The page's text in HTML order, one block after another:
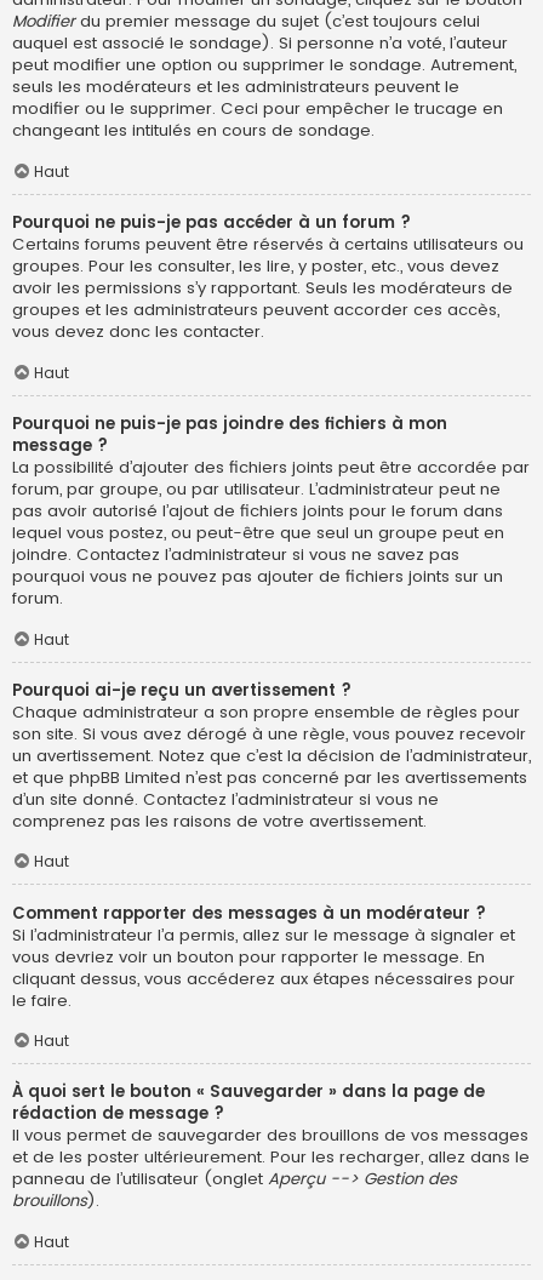
Modifierdu premier message du sujet (c’est toujours celui
auquel est associé le sondage). Si personne n’a voté, l’auteur
peut modifier une option ou supprimer le sondage. Autrement,
seuls les modérateurs et les administrateurs peuvent le
modifier ou le supprimer. Ceci pour empêcher le trucage en
changeant les intitulés en cours de sondage.
Haut
Pourquoi ne puis-je pas accéder à un forum ?
Certains forums peuvent être réservés à certains utilisateurs ou
groupes. Pour les consulter, les lire, y poster, etc., vous devez
avoir les permissions s’y rapportant. Seuls les modérateurs de
groupes et les administrateurs peuvent accorder ces accès,
vous devez donc les contacter.
Haut
Pourquoi ne puis-je pas joindre des fichiers à mon
message ?
La possibilité d’ajouter des fichiers joints peut être accordée par
forum, par groupe, ou par utilisateur. L’administrateur peut ne
pas avoir autorisé l’ajout de fichiers joints pour le forum dans
lequel vous postez, ou peut-être que seul un groupe peut en
joindre. Contactez l’administrateur si vous ne savez pas
pourquoi vous ne pouvez pas ajouter de fichiers joints sur un
forum.
Haut
Pourquoi ai-je reçu un avertissement ?
Chaque administrateur a son propre ensemble de règles pour
son site. Si vous avez dérogé à une règle, vous pouvez recevoir
un avertissement. Notez que c’est la décision de l’administrateur,
et que phpBB Limited n’est pas concerné par les avertissements
d’un site donné. Contactez l’administrateur si vous ne
comprenez pas les raisons de votre avertissement.
Haut
Comment rapporter des messages à un modérateur ?
Si l’administrateur l’a permis, allez sur le message à signaler et
vous devriez voir un bouton pour rapporter le message. En
cliquant dessus, vous accéderez aux étapes nécessaires pour
le faire.
Haut
À quoi sert le bouton « Sauvegarder » dans la page de
rédaction de message ?
Il vous permet de sauvegarder des brouillons de vos messages
et de les poster ultérieurement. Pour les recharger, allez dans le
panneau de l’utilisateur (onglet Aperçu --> Gestion des
brouillons).
Haut